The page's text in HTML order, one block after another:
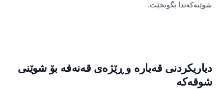
شوێنەکەتدا بگونجێت.
دیاریکردنی قەبارە و ڕێژەی قەنەفە بۆ شوێنی
شوقەکە